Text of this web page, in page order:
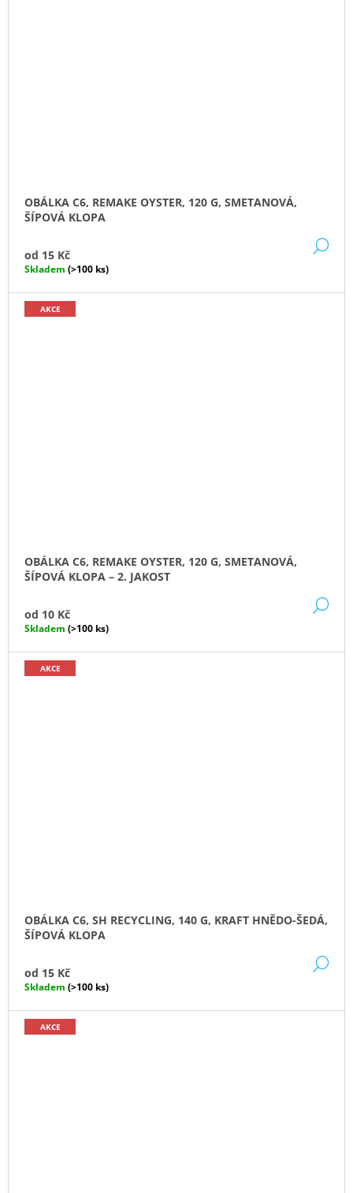
OBÁLKA C6, REMAKE OYSTER, 120 G, SMETANOVÁ,
ŠÍPOVÁ KLOPA
od 15 Kč
Skladem (>100 ks)
AKCE
OBÁLKA C6, REMAKE OYSTER, 120 G, SMETANOVÁ,
ŠÍPOVÁ KLOPA – 2. JAKOST
od 10 Kč
Skladem (>100 ks)
AKCE
OBÁLKA C6, SH RECYCLING, 140 G, KRAFT HNĚDO-ŠEDÁ,
ŠÍPOVÁ KLOPA
od 15 Kč
Skladem (>100 ks)
AKCE